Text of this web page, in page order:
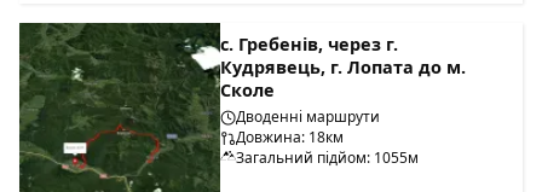
с. Гребенів, через г.
Кудрявeць, г. Лопата до м.
Сколе
Дводенні маршрути
Довжина: 18км
Загальний підйом: 1055м